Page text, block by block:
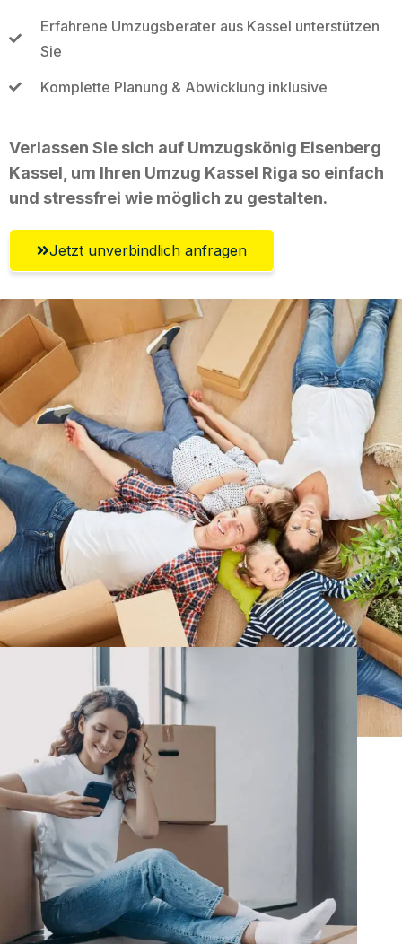
Erfahrene Umzugsberater aus Kassel unterstützen
Sie
Komplette Planung & Abwicklung inklusive
Verlassen Sie sich auf Umzugskönig Eisenberg
Kassel, um Ihren Umzug Kassel Riga so einfach
und stressfrei wie möglich zu gestalten.
Jetzt unverbindlich anfragen